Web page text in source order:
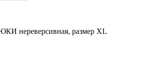
нереверсивная, размер XL